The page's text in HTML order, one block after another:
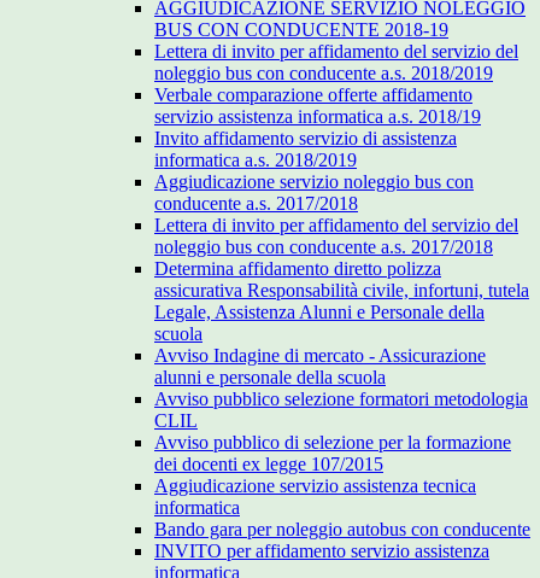
AGGIUDICAZIONE SERVIZIO NOLEGGIO
BUS CON CONDUCENTE 2018-19
Lettera di invito per affidamento del servizio del
noleggio bus con conducente a.s. 2018/2019
Verbale comparazione offerte affidamento
servizio assistenza informatica a.s. 2018/19
Invito affidamento servizio di assistenza
informatica a.s. 2018/2019
Aggiudicazione servizio noleggio bus con
conducente a.s. 2017/2018
Lettera di invito per affidamento del servizio del
noleggio bus con conducente a.s. 2017/2018
Determina affidamento diretto polizza
assicurativa Responsabilità civile, infortuni, tutela
Legale, Assistenza Alunni e Personale della
scuola
Avviso Indagine di mercato - Assicurazione
alunni e personale della scuola
Avviso pubblico selezione formatori metodologia
CLIL
Avviso pubblico di selezione per la formazione
dei docenti ex legge 107/2015
Aggiudicazione servizio assistenza tecnica
informatica
Bando gara per noleggio autobus con conducente
INVITO per affidamento servizio assistenza
informatica